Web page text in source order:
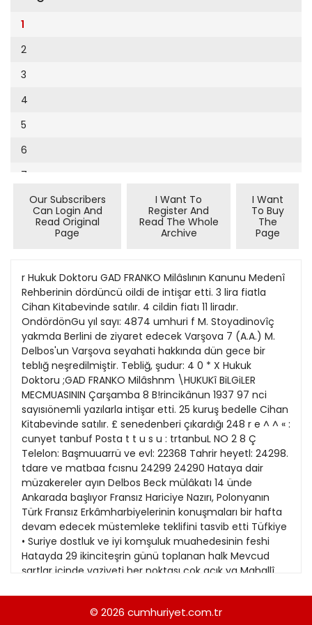
Cumhuriyet Sağlıklı Beslenme
Cumhuriyet Sokak
Cumhuriyet Spor
Cumhuriyet Strateji
Cumhuriyet Tarım
Cumhuriyet Yılbaşı
Çerçeve Eki
Dergi Eki
Ekonomi Eki
Evleniyoruz
Güney Dogu
Kitap Eki
Özel Ekler
Özel Okullar
Sevgililer Günü
Siyaset Eki
Sürdürülebilir yaşam
Turizm Eki
Yerel Yönetimler
1994
1991
1990
1989
1988
1987
1986
1985
1984
1983
1982
1981
1980
13
14
15
16
17
18
19
20
23
24
26
27
28
29
30
31
1
2
3
4
5
6
7
11
12
Our Subscribers
Can Login And
Read Original
Page
I Want To
Register And
Read The Whole
Archive
I Want
To Buy
The
Page
r Hukuk Doktoru GAD FRANKO Milâslının Kanunu Medenî
Rehberinin dördüncü oildi de intişar etti. 3 lira fiatla
Cihan Kitabevinde satılır. 4 cildin fiatı 11 liradır.
OndördönGu yıl sayı: 4874 umhuri f M. Stoyadinovîç
yakmda Berlini de ziyaret edecek Varşova 7 (A.A.) M.
Delbos'un Varşova seyahati hakkında dün gece bir
teblığ neşredilmiştir. Tebliğ, şudur: 4 0 * X Hukuk
Doktoru ;GAD FRANKO Milâshnm \HUKUKî BiLGiLER
MECMUASININ Çarşamba 8 B!rincikânun 1937 97 nci
sayısıönemli yazılarla intişar etti. 25 kuruş bedelle Cihan
Kitabevinde satılır. £ senedenberi çıkardığı 248 r e ^ ^ « :
cunyet tanbuf Posta t t u s u : trtanbuL NO 2 8 Ç
Telelon: Başmuuarrü ve evl: 22368 Tahrir heyetl: 24298.
tdare ve matbaa fcısnu 24299 24290 Hataya dair
müzakereler ayın Delbos Beck mülâkatı 14 ünde
Ankarada başlıyor Fransız Hariciye Nazırı, Polonyanın
Türk Fransız Erkâmharbiyelerinin konuşmaları bir hafta
devam edecek müstemleke teklifini tasvib etti Tüfkiye
• Suriye dostluk ve iyi komşuluk muahedesinin feshi
Hatayda 29 ikinciteşrin günü toplanan halk Mevcud
şartlar içinde vaziyeti her noktası çok açık ya Mahallî
muhabbet kazandıran bir zılmış yeni bir muahede ile
memek için elinden geleni yaptnıştır. Şimdi de
© 2026 cumhuriyet.com.tr